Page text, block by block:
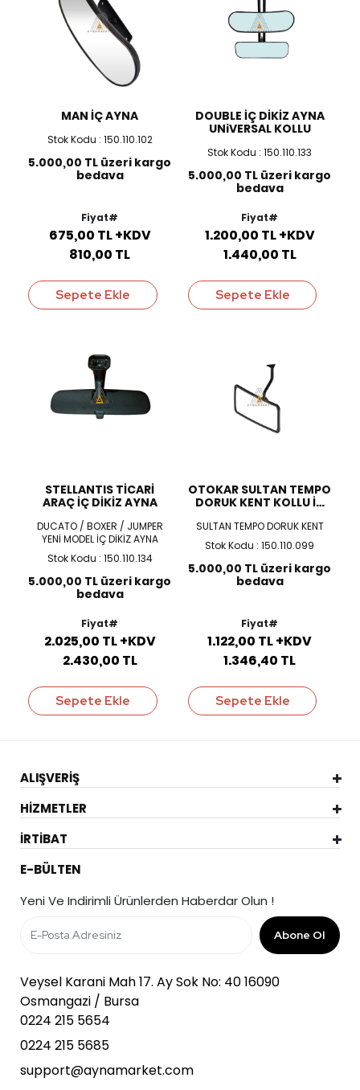
MAN İÇ AYNA
Stok Kodu : 150.110.102
5.000,00 TL üzeri kargo
bedava
Fiyat#
675,00 TL +KDV
810,00 TL
Sepete Ekle
DOUBLE İÇ DİKİZ AYNA
UNiVERSAL KOLLU
Stok Kodu : 150.110.133
5.000,00 TL üzeri kargo
bedava
Fiyat#
1.200,00 TL +KDV
1.440,00 TL
Sepete Ekle
STELLANTIS TİCARİ
ARAÇ İÇ DİKİZ AYNA
DUCATO / BOXER / JUMPER
YENİ MODEL İÇ DİKİZ AYNA
Stok Kodu : 150.110.134
5.000,00 TL üzeri kargo
bedava
Fiyat#
2.025,00 TL +KDV
2.430,00 TL
Sepete Ekle
OTOKAR SULTAN TEMPO
DORUK KENT KOLLU İÇ
SULTAN TEMPO DORUK KENT
Stok Kodu : 150.110.099
5.000,00 TL üzeri kargo
bedava
Fiyat#
1.122,00 TL +KDV
1.346,40 TL
Sepete Ekle
ALIŞVERİŞ
HİZMETLER
İRTİBAT
E-BÜLTEN
Yeni Ve Indirimli Ürünlerden Haberdar Olun !
Abone Ol
Veysel Karani Mah 17. Ay Sok No: 40 16090
Osmangazi / Bursa
0224 215 5654
0224 215 5685
support@aynamarket.com